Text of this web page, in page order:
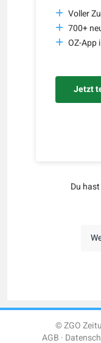
Voller
700+
OZ-App
Jetzt
Du
© ZGO
AGB